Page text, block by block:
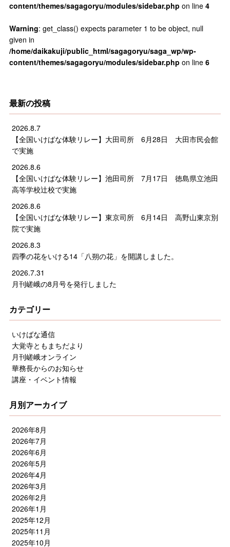
content/themes/sagagoryu/modules/sidebar.php on line 4
Warning: get_class() expects parameter 1 to be object, null
given in
/home/daikakuji/public_html/sagagoryu/saga_wp/wp-
content/themes/sagagoryu/modules/sidebar.php on line 6
最新の投稿
2026.8.7
【全国いけばな体験リレー】大田司所 6月28日 大田市民会館
で実施
2026.8.6
【全国いけばな体験リレー】池田司所 7月17日 徳島県立池田
高等学校辻校で実施
2026.8.6
【全国いけばな体験リレー】東京司所 6月14日 高野山東京別
院で実施
2026.8.3
四季の花をいける14「八朔の花」を開講しました。
2026.7.31
月刊嵯峨の8月号を発行しました
カテゴリー
いけばな通信
大覚寺ともまちだより
月刊嵯峨オンライン
華務長からのお知らせ
講座・イベント情報
月別アーカイブ
2026年8月
2026年7月
2026年6月
2026年5月
2026年4月
2026年3月
2026年2月
2026年1月
2025年12月
2025年11月
2025年10月